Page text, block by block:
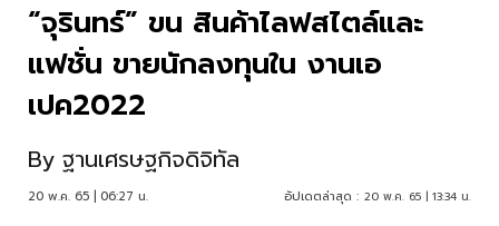
“จุรินทร์” ขน สินค้าไลฟสไตล์และ
แฟชั่น ขายนักลงทุนใน งานเอ
เปค2022
By ฐานเศรษฐกิจดิจิทัล
20 พ.ค. 65 | 06:27 น. อัปเดตล่าสุด : 20 พ.ค. 65 | 13:34 น.